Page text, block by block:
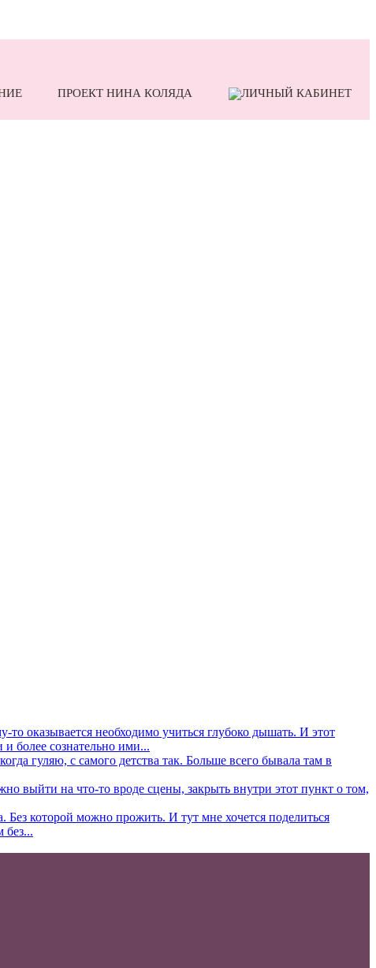
ПРОЕКТ НИНА КОЛЯДА
то оказывается необходимо учиться глубоко дышать. И этот
и более сознательно ими...
гуляю, с самого детства так. Больше всего бывала там в
выйти на что-то вроде сцены, закрыть внутри этот пункт о том,
Без которой можно прожить. И тут мне хочется поделиться
без...